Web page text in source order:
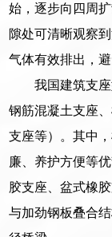
始，逐步向四周
隙处可清晰观察
气体有效排出，避
我国建筑支
钢筋混凝土支座
支座等）。其中
廉、养护方便等
胶支座、盆式橡
与加劲钢板叠合